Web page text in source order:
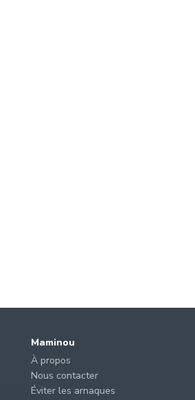
Maminou
À propos
Nous contacter
Éviter les arnaques